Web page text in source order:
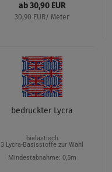
ab 30,90 EUR
30,90 EUR/ Meter
bedruckter Lycra
bielastisch
3 Lycra-Basisstoffe zur Wahl
Mindestabnahme: 0,5m